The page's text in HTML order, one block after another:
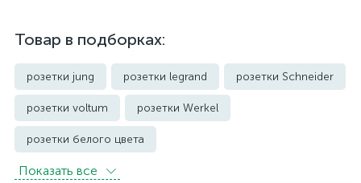
Товар в подборках:
розетки jung розетки legrand розетки Schneider
розетки voltum розетки Werkel
розетки белого цвета
розетки с защитой от влаги IP44 и выше
Показать всe